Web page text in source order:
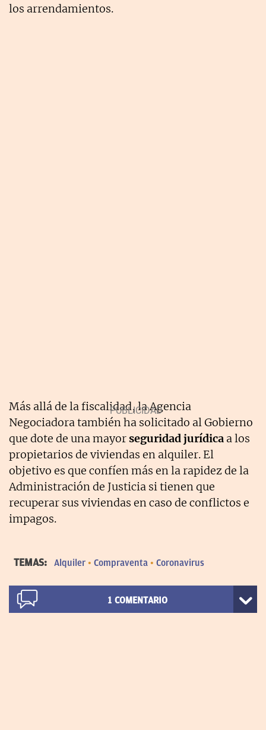
los arrendamientos.
Más allá de la fiscalidad, la Agencia
Negociadora también ha solicitado al Gobierno
que dote de una mayorseguridad jurídica a los
propietarios de viviendas en alquiler. El
objetivo es que confíen más en la rapidez de la
Administración de Justicia si tienen que
recuperar sus viviendas en caso de conflictos e
impagos.
TEMAS: Alquiler Compraventa Coronavirus
1 COMENTARIO